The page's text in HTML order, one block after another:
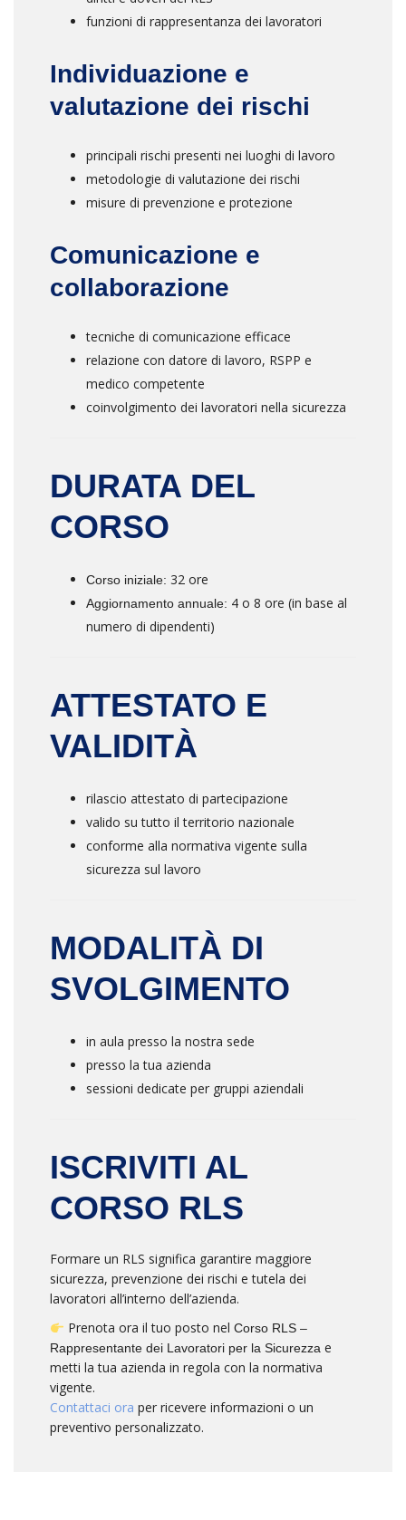
funzioni di rappresentanza dei lavoratori
Individuazione e
valutazione dei rischi
principali rischi presenti nei luoghi di lavoro
metodologie di valutazione dei rischi
misure di prevenzione e protezione
Comunicazione e
collaborazione
tecniche di comunicazione efficace
relazione con datore di lavoro, RSPP e
medico competente
coinvolgimento dei lavoratori nella sicurezza
DURATA DEL
CORSO
Corso iniziale: 32 ore
Aggiornamento annuale: 4 o 8 ore (in base al
numero di dipendenti)
ATTESTATO E
VALIDITÀ
rilascio attestato di partecipazione
valido su tutto il territorio nazionale
conforme alla normativa vigente sulla
sicurezza sul lavoro
MODALITÀ DI
SVOLGIMENTO
in aula presso la nostra sede
presso la tua azienda
sessioni dedicate per gruppi aziendali
ISCRIVITI AL
CORSO RLS
Formare un RLS significa garantire maggiore
sicurezza, prevenzione dei rischi e tutela dei
lavoratori all’interno dell’azienda.
Prenota ora il tuo posto nel Corso RLS –
Rappresentante dei Lavoratori per la Sicurezza e
metti la tua azienda in regola con la normativa
vigente.
Contattaci ora per ricevere informazioni o un
preventivo personalizzato.